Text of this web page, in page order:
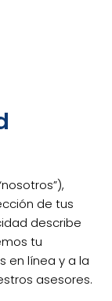
de tus
describe
tu
en línea y a la
asesores.